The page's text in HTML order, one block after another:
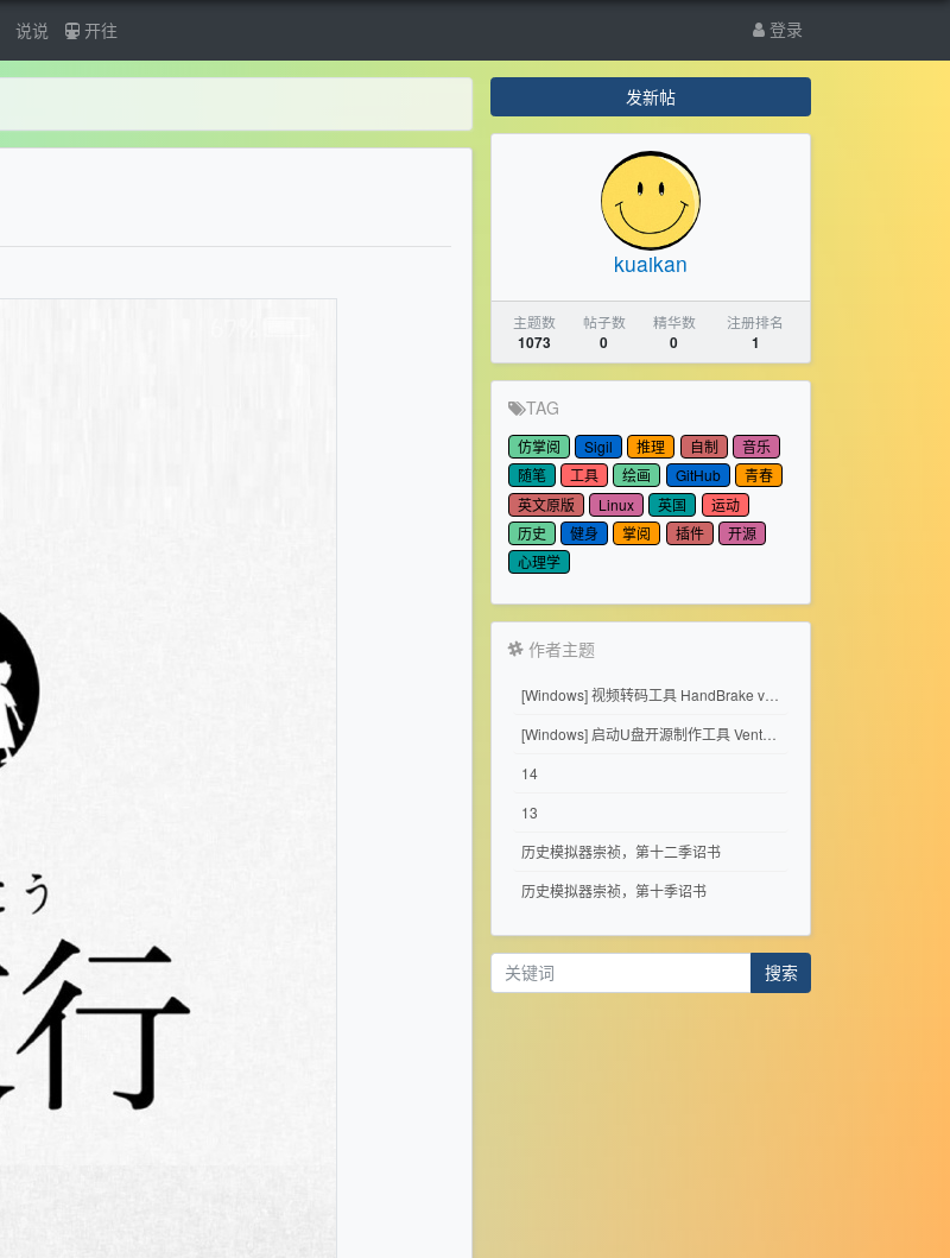
说说 开往 登录
发新帖
kuaikan
主题数
1073
帖子数
0
精华数
0
注册排名
1
TAG
仿掌阅 Sigil 推理 自制
音乐
随笔
工具 绘画 GitHub
青春
英文原版
Linux 英国
运动
历史
健身 掌阅 插件
开源
心理学
作者主题
[Windows] 视频转码工具 HandBrake v1.11.2
[Windows] 启动U盘开源制作工具 Ventoy 1.1.17
14
13
历史模拟器崇祯，第十二季诏书
历史模拟器崇祯，第十季诏书
搜索